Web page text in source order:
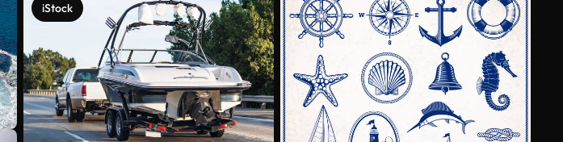
iStock